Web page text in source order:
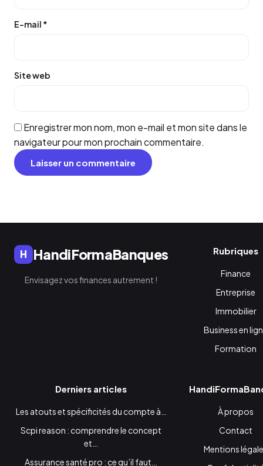
E-mail *
Site web
Enregistrer mon nom, mon e-mail et mon site dans le
navigateur pour mon prochain commentaire.
H HandiFormaBanques
Envisagez vos finances autrement !
Rubriques
Finance
Entreprise
Immobilier
Business en
Formation
Derniers articles
Les atouts et spécificités du compte à…
Scpi reason : comprendre le concept
et…
Assurance santé pro : ce qu’il faut…
À propos
Contact
Mentions